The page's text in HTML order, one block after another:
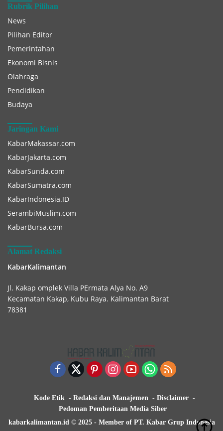
Rubrik Pilihan
News
Pilihan Editor
Pemerintahan
Ekonomi Bisnis
Olahraga
Pendidikan
Budaya
Jaringan Kami
KabarMakassar.com
KabarJakarta.com
KabarSunda.com
KabarSumatra.com
KabarIndonesia.ID
SerambiMuslim.com
KabarBursa.com
Alamat Redaksi
KabarKalimantan
Jl. Kakap omplek Villa PErmata Alya No. A9
Kecamatan Kakap, Kubu Raya. Kalimantan Barat
78381
Kode Etik Redaksi dan Manajemen
Disclaimer
Pedoman Pemberitaan Media Siber
kabarkalimantan.id © 2025 - Member of PT. Kabar Grup Indonesia